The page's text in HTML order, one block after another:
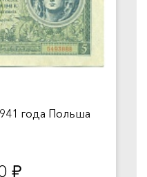
года Польша
руб.